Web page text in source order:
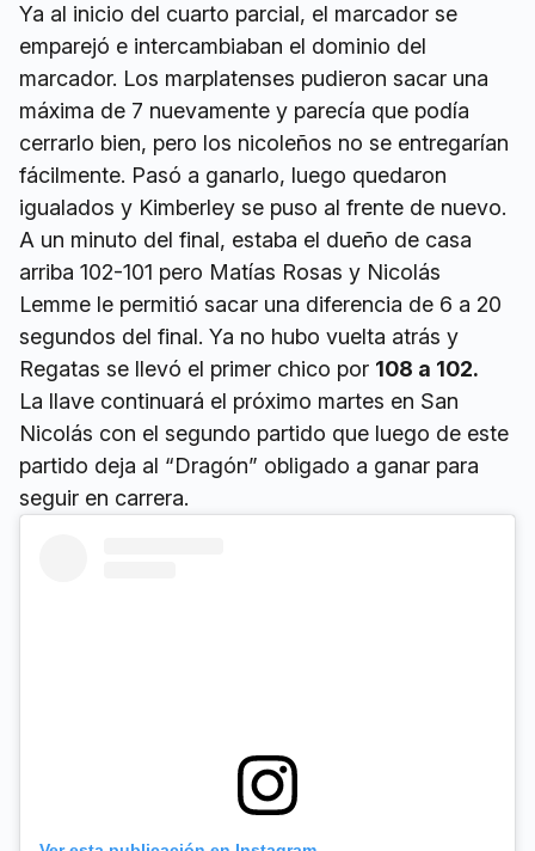
Ya al inicio del cuarto parcial, el marcador se
emparejó e intercambiaban el dominio del
marcador. Los marplatenses pudieron sacar una
máxima de 7 nuevamente y parecía que podía
cerrarlo bien, pero los nicoleños no se entregarían
fácilmente. Pasó a ganarlo, luego quedaron
igualados y Kimberley se puso al frente de nuevo.
A un minuto del final, estaba el dueño de casa
arriba 102-101 pero Matías Rosas y Nicolás
Lemme le permitió sacar una diferencia de 6 a 20
segundos del final. Ya no hubo vuelta atrás y
Regatas se llevó el primer chico por 108 a 102.
La llave continuará el próximo martes en San
Nicolás con el segundo partido que luego de este
partido deja al “Dragón” obligado a ganar para
seguir en carrera.